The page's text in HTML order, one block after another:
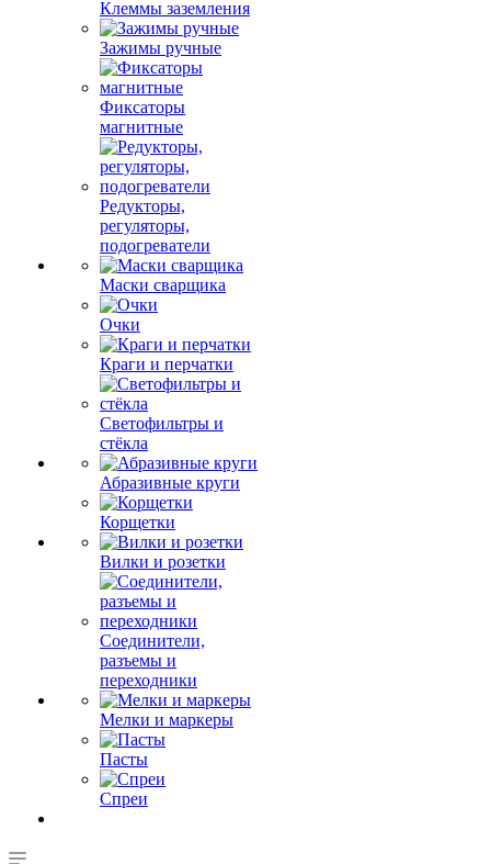
Клеммы заземления
Зажимы ручные
Фиксаторы
магнитные
Редукторы,
регуляторы,
подогреватели
Маски сварщика
Очки
Краги и перчатки
Светофильтры и
стёкла
Абразивные круги
Корщетки
Вилки и розетки
Соединители,
разъемы и
переходники
Мелки и маркеры
Пасты
Спреи